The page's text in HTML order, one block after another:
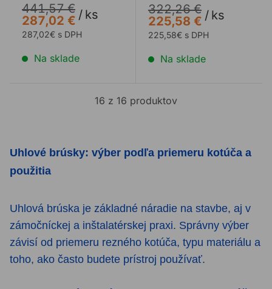
Uhlové brúsky: výber podľa priemeru kotúča a
použitia
Uhlová brúska je základné náradie na stavbe, aj v
zámočníckej a inštalatérskej praxi. Správny výber
závisí od priemeru rezného kotúča, typu materiálu a
toho, ako často budete prístroj používať.
441,57 €
287,02 € / ks
287,02€ s DPH
Na sklade
322,26 €
225,58 € / ks
225,58€ s DPH
Na sklade
16 z 16 produktov